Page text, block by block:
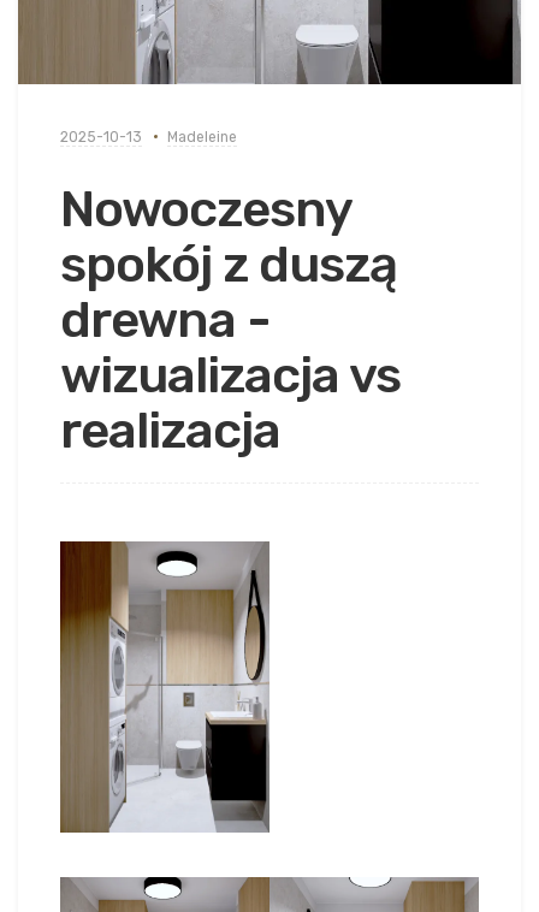
2025-10-13 Madeleine
Nowoczesny
spokój z duszą
drewna -
wizualizacja vs
realizacja